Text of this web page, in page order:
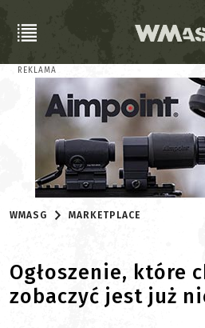
REKLAMA
WMASG MARKETPLACE
Ogłoszenie, które
zobaczyć jest już